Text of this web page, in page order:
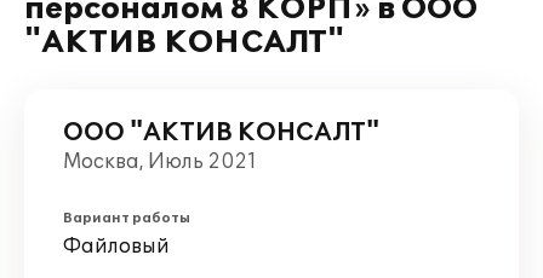
персоналом 8 КОРП» в ООО
"АКТИВ КОНСАЛТ"
ООО "АКТИВ КОНСАЛТ"
Москва, Июль 2021
Вариант работы
Файловый